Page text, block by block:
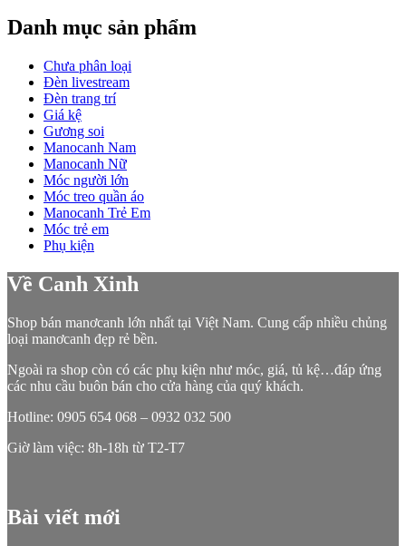
Danh mục sản phẩm
Chưa phân loại
Đèn livestream
Đèn trang trí
Giá kệ
Gương soi
Manocanh Nam
Manocanh Nữ
Móc người lớn
Móc treo quần áo
Manocanh Trẻ Em
Móc trẻ em
Phụ kiện
Về Canh Xinh
Shop bán manơcanh lớn nhất tại Việt Nam. Cung cấp nhiều chủng
loại manơcanh đẹp rẻ bền.
Ngoài ra shop còn có các phụ kiện như móc, giá, tủ kệ…đáp ứng
các nhu cầu buôn bán cho cửa hàng của quý khách.
Hotline: 0905 654 068 – 0932 032 500
Giờ làm việc: 8h-18h từ T2-T7
Bài viết mới